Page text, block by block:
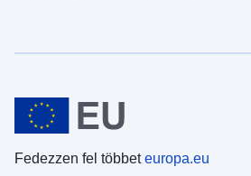
Fedezzen fel többeteuropa.eu